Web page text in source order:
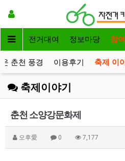
인 자전거대여 정보마당 참
춘천 풍경 이용후기 축제 이
축제이야기
춘천 소양강문화제
오후愛 0 7,177